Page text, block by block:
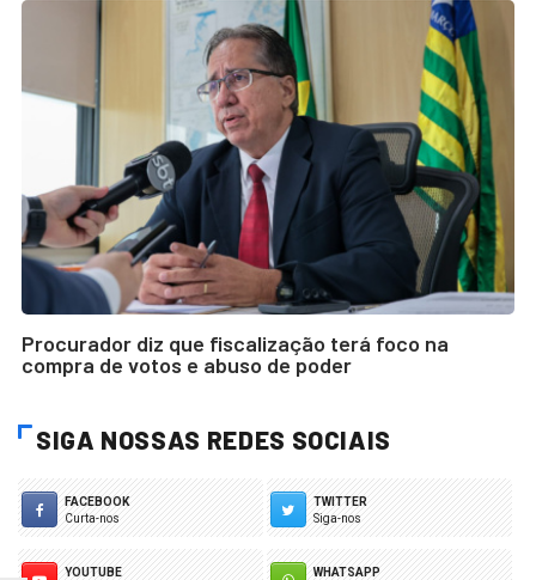
Procurador diz que fiscalização terá foco na
compra de votos e abuso de poder
SIGA NOSSAS REDES SOCIAIS
FACEBOOK
Curta-nos
TWITTER
Siga-nos
YOUTUBE
WHATSAPP